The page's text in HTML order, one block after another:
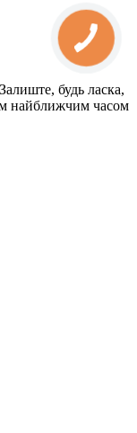
будь ласка,
найближчим часом